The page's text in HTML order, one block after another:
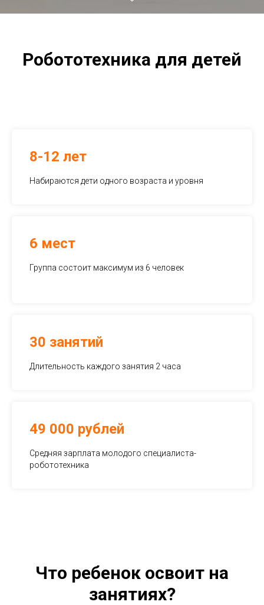
Робототехника для детей
8-12 лет
Набираются дети одного возраста и уровня
6 мест
Группа состоит максимум из 6 человек
30 занятий
Длительность каждого занятия 2 часа
49 000 рублей
Средняя зарплата молодого специалиста-
робототехника
Что ребенок освоит на
занятиях?